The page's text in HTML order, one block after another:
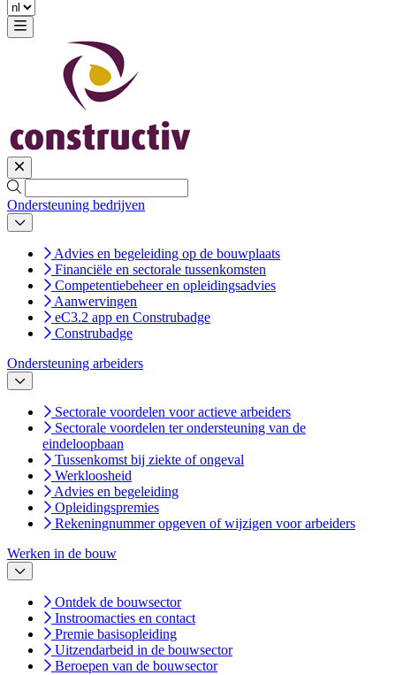
Ondersteuning bedrijven
Advies en begeleiding op de bouwplaats
Financiële en sectorale tussenkomsten
Competentiebeheer en opleidingsadvies
Aanwervingen
eC3.2 app en Construbadge
Construbadge
Ondersteuning arbeiders
Sectorale voordelen voor actieve arbeiders
Sectorale voordelen ter ondersteuning van de
eindeloopbaan
Tussenkomst bij ziekte of ongeval
Werkloosheid
Advies en begeleiding
Opleidingspremies
Rekeningnummer opgeven of wijzigen voor arbeiders
Werken in de bouw
Ontdek de bouwsector
Instroomacties en contact
Premie basisopleiding
Uitzendarbeid in de bouwsector
Beroepen van de bouwsector